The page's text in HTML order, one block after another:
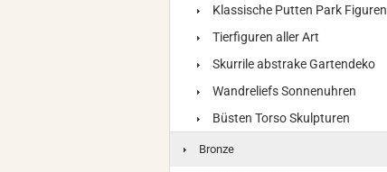
Klassische Putten Park Figuren
Tierfiguren aller Art
Skurrile abstrake Gartendeko
Wandreliefs Sonnenuhren
Büsten Torso Skulpturen
Bronze